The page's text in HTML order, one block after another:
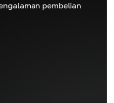
pembelian